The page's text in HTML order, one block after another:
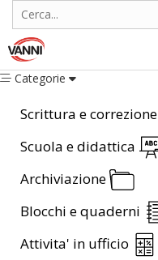
Categorie
Scrittura e correzione
Scuola e didattica
Archiviazione
Blocchi e quaderni
Attivita' in ufficio